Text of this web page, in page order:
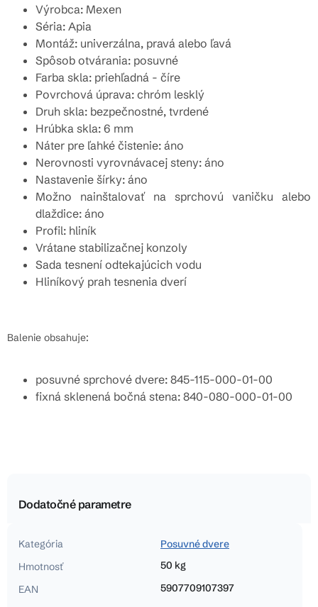
Výrobca: Mexen
Séria: Apia
Montáž: univerzálna, pravá alebo ľavá
Spôsob otvárania: posuvné
Farba skla: priehľadná - číre
Povrchová úprava: chróm lesklý
Druh skla: bezpečnostné, tvrdené
Hrúbka skla: 6 mm
Náter pre ľahké čistenie: áno
Nerovnosti vyrovnávacej steny: áno
Nastavenie šírky: áno
Možno nainštalovať na sprchovú vaničku alebo
dlaždice: áno
Profil: hliník
Vrátane stabilizačnej konzoly
Sada tesnení odtekajúcich vodu
Hliníkový prah tesnenia dverí
Balenie obsahuje:
posuvné sprchové dvere: 845-115-000-01-00
fixná sklenená bočná stena: 840-080-000-01-00
Dodatočné parametre
Kategória
Posuvné dvere
Hmotnosť
50 kg
EAN
5907709107397